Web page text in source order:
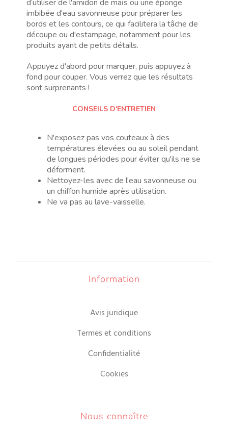
d’utiliser de l'amidon de maïs ou une éponge
imbibée d'eau savonneuse pour préparer les
bords et les contours, ce qui facilitera la tâche de
découpe ou d'estampage, notamment pour les
produits ayant de petits détails.
Appuyez d'abord pour marquer, puis appuyez à
fond pour couper. Vous verrez que les résultats
sont surprenants !
CONSEILS D'ENTRETIEN
N'exposez pas vos couteaux à des
températures élevées ou au soleil pendant
de longues périodes pour éviter qu'ils ne se
déforment.
Nettoyez-les avec de l'eau savonneuse ou
un chiffon humide après utilisation.
Ne va pas au lave-vaisselle.
Information
Avis juridique
Termes et conditions
Confidentialité
Cookies
Nous connaître